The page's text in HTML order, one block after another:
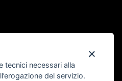
tecnici necessari alla
del servizio.